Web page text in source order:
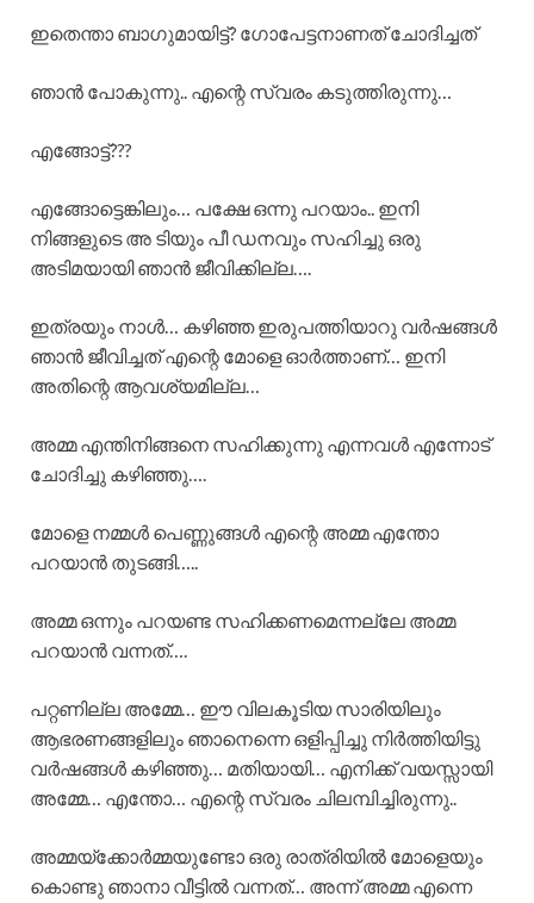
ഇതെന്താ ബാഗുമായിട്ട്? ഗോപേട്ടനാണത് ചോദിച്ചത്
ഞാൻ പോകുന്നു.. എന്റെ സ്വരം കടുത്തിരുന്നു…
എങ്ങോട്ട്???
എങ്ങോട്ടെങ്കിലും… പക്ഷേ ഒന്നു പറയാം.. ഇനി
നിങ്ങളുടെ അ ടിയും പീ ഡനവും സഹിച്ചു ഒരു
അടിമയായി ഞാൻ ജീവിക്കില്ല….
ഇത്രയും നാൾ… കഴിഞ്ഞ ഇരുപത്തിയാറു വർഷങ്ങൾ
ഞാൻ ജീവിച്ചത് എന്റെ മോളെ ഓർത്താണ്… ഇനി
അതിന്റെ ആവശ്യമില്ല…
അമ്മ എന്തിനിങ്ങനെ സഹിക്കുന്നു എന്നവൾ എന്നോട്
ചോദിച്ചു കഴിഞ്ഞു….
മോളെ നമ്മൾ പെണ്ണുങ്ങൾ എന്റെ അമ്മ എന്തോ
പറയാൻ തുടങ്ങി…..
അമ്മ ഒന്നും പറയണ്ട സഹിക്കണമെന്നല്ലേ അമ്മ
പറയാൻ വന്നത്….
പറ്റണില്ല അമ്മേ… ഈ വിലകൂടിയ സാരിയിലും
ആഭരണങ്ങളിലും ഞാനെന്നെ ഒളിപ്പിച്ചു നിർത്തിയിട്ടു
വർഷങ്ങൾ കഴിഞ്ഞു… മതിയായി… എനിക്ക് വയസ്സായി
അമ്മേ… എന്തോ… എന്റെ സ്വരം ചിലമ്പിച്ചിരുന്നു..
അമ്മയ്ക്കോർമ്മയുണ്ടോ ഒരു രാത്രിയിൽ മോളെയും
കൊണ്ടു ഞാനാ വീട്ടിൽ വന്നത്… അന്ന് അമ്മ എന്നെ